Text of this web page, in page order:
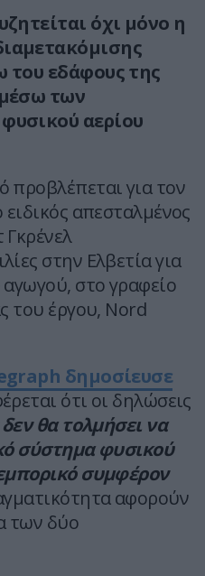
όχι μόνο η
του εδάφους της
των
αερίου
για τον
απεσταλμένος
στην Ελβετία για
στο γραφείο
του έργου, Nord
δημοσίευσε
ότι οι δηλώσεις
θα τολμήσει να
σύστημα φυσικού
συμφέρον
αφορούν
των δύο